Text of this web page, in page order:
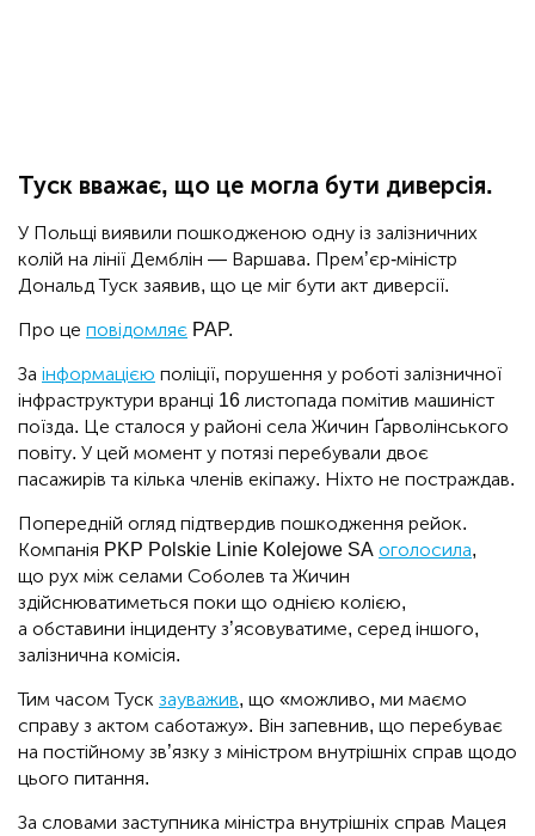
Туск вважає, що це могла бути диверсія.
У Польщі виявили пошкодженою одну із залізничних
колій на лінії Демблін — Варшава. Прем’єр-міністр
Дональд Туск заявив, що це міг бути акт диверсії.
Про це повідомляє PAP.
За інформацією поліції, порушення у роботі залізничної
інфраструктури вранці 16 листопада помітив машиніст
поїзда. Це сталося у районі села Жичин Ґарволінського
повіту. У цей момент у потязі перебували двоє
пасажирів та кілька членів екіпажу. Ніхто не постраждав.
Попередній огляд підтвердив пошкодження рейок.
Компанія PKP Polskie Linie Kolejowe SA оголосила,
що рух між селами Соболев та Жичин
здійснюватиметься поки що однією колією,
а обставини інциденту з’ясовуватиме, серед іншого,
залізнична комісія.
Тим часом Туск зауважив, що «можливо, ми маємо
справу з актом саботажу». Він запевнив, що перебуває
на постійному зв’язку з міністром внутрішніх справ щодо
цього питання.
За словами заступника міністра внутрішніх справ Мацея